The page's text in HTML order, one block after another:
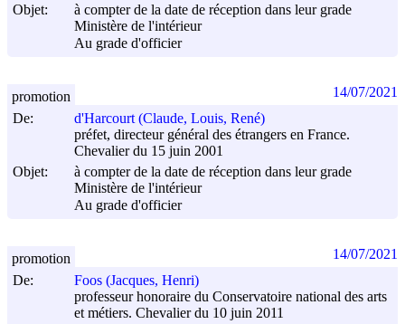
Objet:
à compter de la date de réception dans leur grade
Ministère de l'intérieur
Au grade d'officier
De:
d'Harcourt (Claude, Louis, René)
préfet, directeur général des étrangers en France.
Chevalier du 15 juin 2001
Objet:
à compter de la date de réception dans leur grade
Ministère de l'intérieur
Au grade d'officier
promotion 14/07/2021
De:
Foos (Jacques, Henri)
professeur honoraire du Conservatoire national des arts
et métiers. Chevalier du 10 juin 2011
promotion 14/07/2021